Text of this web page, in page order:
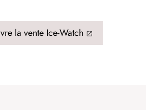
la vente Ice-Watch